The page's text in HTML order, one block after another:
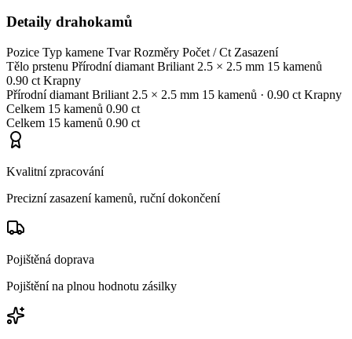
Detaily drahokamů
Pozice Typ kamene Tvar Rozměry Počet / Ct Zasazení
Tělo prstenu Přírodní diamant Briliant 2.5 × 2.5 mm 15 kamenů
0.90 ct Krapny
Přírodní diamant Briliant 2.5 × 2.5 mm 15 kamenů · 0.90 ct Krapny
Celkem 15 kamenů 0.90 ct
Celkem 15 kamenů 0.90 ct
Kvalitní zpracování
Precizní zasazení kamenů, ruční dokončení
Pojištěná doprava
Pojištění na plnou hodnotu zásilky